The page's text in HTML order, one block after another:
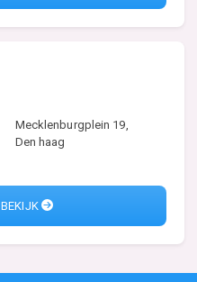
Mecklenburgplein 19,
Den haag
BEKIJK